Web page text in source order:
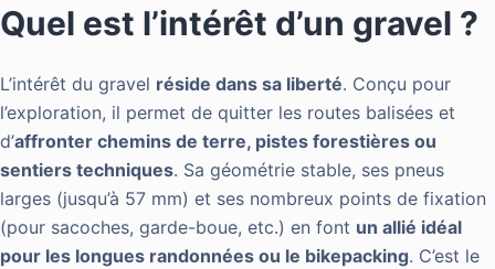
Quel est l’intérêt d’un gravel ?
L’intérêt du gravel réside dans sa liberté. Conçu pour
l’exploration, il permet de quitter les routes balisées et
d’affronter chemins de terre, pistes forestières ou
sentiers techniques. Sa géométrie stable, ses pneus
larges (jusqu’à 57 mm) et ses nombreux points de fixation
(pour sacoches, garde-boue, etc.) en font un allié idéal
pour les longues randonnées ou le bikepacking. C’est le